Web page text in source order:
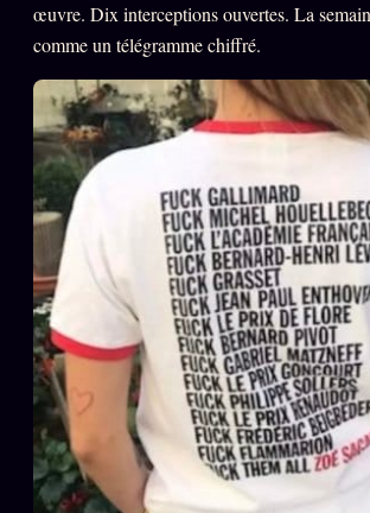
N L'ARCHIVE
✉ INSCRIPTION À LA NEWSLETTER
Rubriques éditoriales10 088 articles
TOUTES LES RUBRIQUES →
DÉTONATIONS
RENSEIGNEMENT
BUREAU
MACRONLEAKS
ALT NEWS
œuvre. Dix interceptions ouvertes. La
comme un télégramme chiffré.